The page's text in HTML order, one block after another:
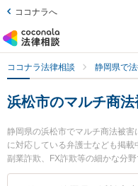
ココナラへ
ココナラ法律相談 静岡県で
浜松市のマルチ商
静岡県の浜松市でマルチ商法被
に対応している弁護士なども掲
副業詐欺、FX詐欺等の細かな分
法律事務所の岩田 祐志弁護士や